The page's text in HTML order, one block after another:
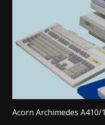
Acorn Archimedes A410/1